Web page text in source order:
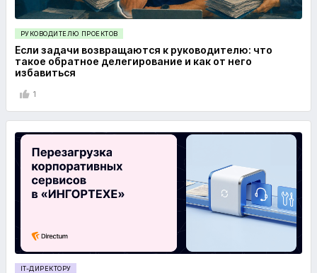
РУКОВОДИТЕЛЮ ПРОЕКТОВ
Если задачи возвращаются к руководителю: что
такое обратное делегирование и как от него
избавиться
1
IT-ДИРЕКТОРУ